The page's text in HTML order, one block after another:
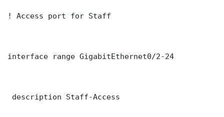
! Access port for Staff
interface range GigabitEthernet0/2-24
description Staff-Access